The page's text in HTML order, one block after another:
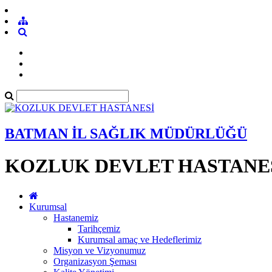
BATMAN İL SAĞLIK MÜDÜRLÜĞÜ
KOZLUK DEVLET
Kurumsal
Hastanemiz
Tarihçemiz
Kurumsal amaç ve Hedeflerimiz
Misyon ve Vizyonumuz
Organizasyon Şeması